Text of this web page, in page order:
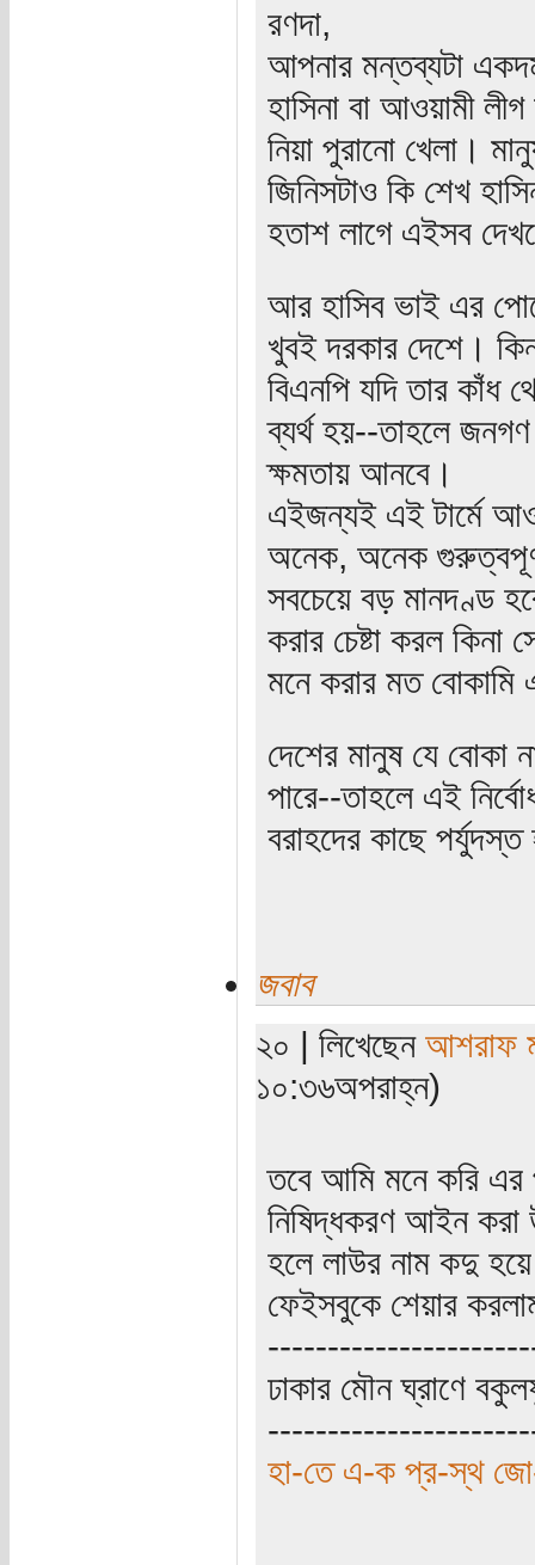
রণদা,
আপনার মন্তব্যটা
হাসিনা বা আওয়ামী
নিয়া পুরানো খেলা।
জিনিসটাও কি শেখ
হতাশ লাগে এইসব
আর হাসিব ভাই এর
খুবই দরকার দেশে।
বিএনপি যদি তার কাঁধ
ব্যর্থ হয়--তাহলে
ক্ষমতায় আনবে।
এইজন্যই এই টার্মে
অনেক, অনেক
সবচেয়ে বড় মানদণ্ড
করার চেষ্টা করল
মনে করার মত বোকামি
দেশের মানুষ যে বোকা
পারে--তাহলে এই
বরাহদের কাছে
জবাব
২০ | লিখেছেন আশরাফ
১০:৩৬অপরাহ্ন)
তবে আমি মনে করি এর
নিষিদ্ধকরণ আইন করা
হলে লাউর নাম কদু
ফেইসবুকে শেয়ার
ঢাকার মৌন ঘ্রাণে
হা-তে এ-ক প্র-স্থ